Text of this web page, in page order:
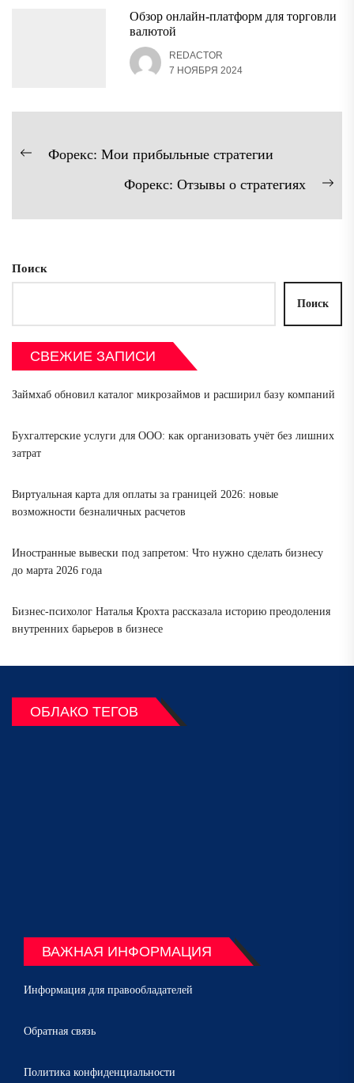
Обзор онлайн-платформ для торговли
валютой
REDACTOR
7 НОЯБРЯ 2024
Навигация
Предыдущая
Форекс: Мои прибыльные стратегии
Форекс: Отзывы о стратегиях
Поиск
Поиск
СВЕЖИЕ ЗАПИСИ
Займхаб обновил каталог микрозаймов и расширил базу компаний
Бухгалтерские услуги для ООО: как организовать учёт без лишних
затрат
Виртуальная карта для оплаты за границей 2026: новые
возможности безналичных расчетов
Иностранные вывески под запретом: Что нужно сделать бизнесу
до марта 2026 года
Бизнес-психолог Наталья Крохта рассказала историю преодоления
внутренних барьеров в бизнесе
ОБЛАКО ТЕГОВ
ВАЖНАЯ ИНФОРМАЦИЯ
Информация для правообладателей
Обратная связь
Политика конфиденциальности